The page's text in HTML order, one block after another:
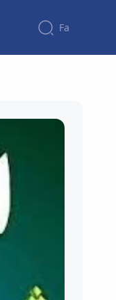
Fa